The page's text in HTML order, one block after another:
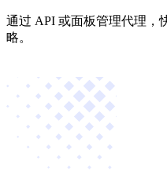
通过 API 或面板管理代理，
略。